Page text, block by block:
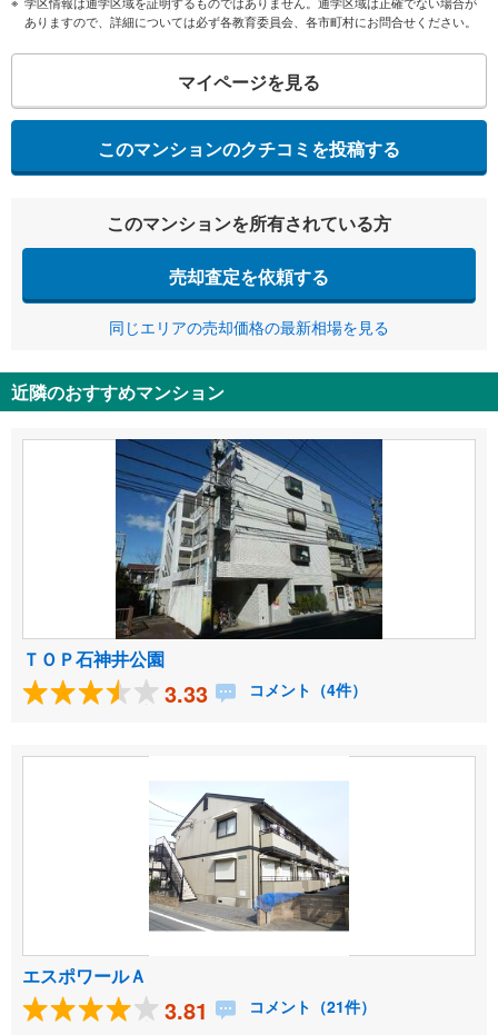
ありますので、詳細については必ず各教育委員会、各市町村にお問合せください。
マイページを見る
このマンションのクチコミを投稿する
このマンションを所有されている方
売却査定を依頼する
同じエリアの売却価格の最新相場を見る
近隣のおすすめマンション
ＴＯＰ石神井公園
3.33 コメント（4件）
エスポワールＡ
3.81 コメント（21件）